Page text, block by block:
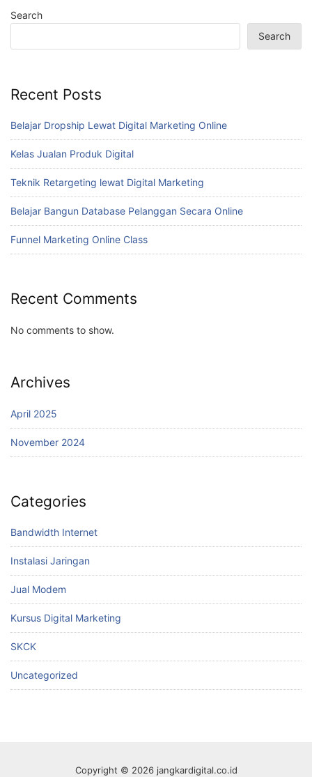
Search
Search
Recent Posts
Belajar Dropship Lewat Digital Marketing Online
Kelas Jualan Produk Digital
Teknik Retargeting lewat Digital Marketing
Belajar Bangun Database Pelanggan Secara Online
Funnel Marketing Online Class
Recent Comments
No comments to show.
Archives
April 2025
November 2024
Categories
Bandwidth Internet
Instalasi Jaringan
Jual Modem
Kursus Digital Marketing
SKCK
Uncategorized
Copyright © 2026 jangkardigital.co.id